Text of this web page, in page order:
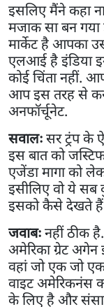
इसलिए मैंने कहा
मजाक सा बन
मार्केट है आपका
एलआई है इंडिया
कोई चिंता नहीं.
आप इस तरह से
अनफॉर्चूनेट.
सवालःसर ट्रंप के
इस बात को
एजेंडा मागा को
इसीलिए वो ये
इसको कैसे देखते
जवाबःनहीं ठीक
अमेरिका ग्रेट
वहां जो एक जो एक
वाइट अमेरिकनंस
के लिए है और